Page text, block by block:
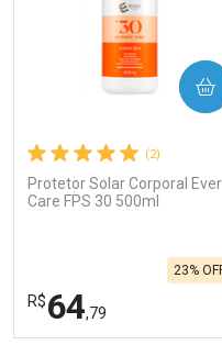
(2)
Protetor Solar Corporal Ever
Care FPS 30 500ml
R$64,79
23%
COMPRAR